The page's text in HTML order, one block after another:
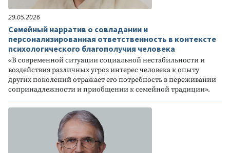
29.05.2026
Семейный нарратив о совладании и
персонализированная ответственность в контексте
психологического благополучия человека
«В современной ситуации социальной нестабильности и
воздействия различных угроз интерес человека к опыту
других поколений отражает его потребность в переживании
сопринадлежности и приобщении к семейной традиции».